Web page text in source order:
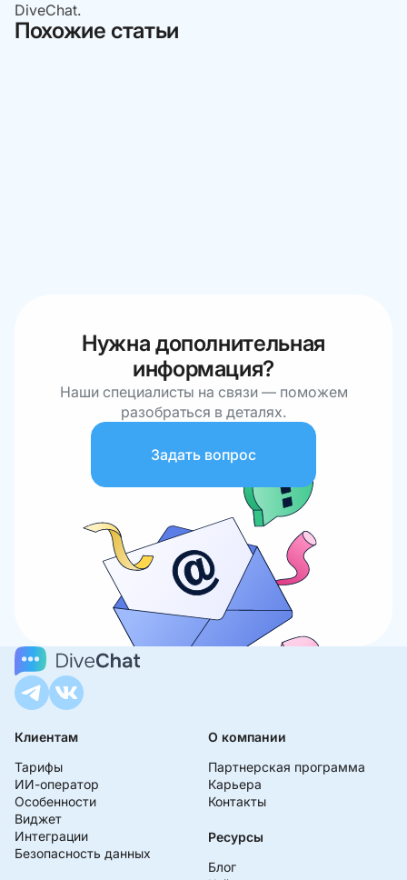
DiveChat.
Похожие статьи
Нужна дополнительная
информация?
Наши специалисты на связи — поможем
разобраться в деталях.
Задать вопрос
Клиентам
Тарифы
ИИ-оператор
Особенности
Виджет
Интеграции
Безопасность данных
О компании
Партнерская программа
Карьера
Контакты
Ресурсы
Блог